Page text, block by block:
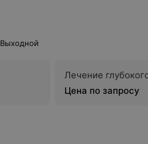
Выходной
Лечение
Цена по запросу